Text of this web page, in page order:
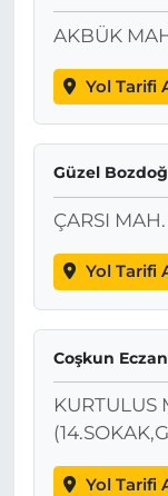
AKBÜK
Yol Tarifi
Güzel
ÇARSI
Yol Tarifi
Coşkun
KURTULUS
Yol Tarifi